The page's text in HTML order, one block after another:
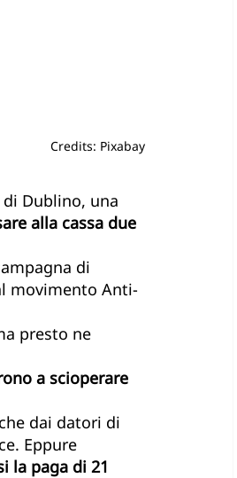
Credits: Pixabay
Dublino, una
alla cassa due
di
movimento Anti-
presto ne
a scioperare
dai datori di
Eppure
la paga di 21